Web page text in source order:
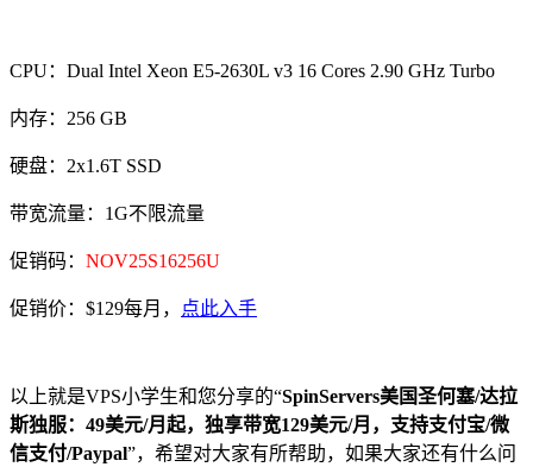
CPU：Dual Intel Xeon E5-2630L v3 16 Cores 2.90 GHz Turbo
内存：256 GB
硬盘：2x1.6T SSD
带宽流量：1G不限流量
促销码： NOV25S16256U
促销价：$129每月， 点此入手
以上就是VPS小学生和您分享的“SpinServers美国圣何塞/达拉
斯独服：49美元/月起，独享带宽129美元/月，支持支付宝/微
信支付/Paypal”，希望对大家有所帮助，如果大家还有什么问